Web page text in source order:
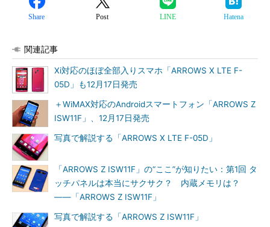
Share Post LINE Hatena
関連記事
Xi対応のほぼ全部入りスマホ「ARROWS X LTE F-
05D」も12月17日発売
＋WiMAX対応のAndroidスマートフォン「ARROWS Z
ISW11F」、12月17日発売
写真で解説する「ARROWS X LTE F-05D」
「ARROWS Z ISW11F」の“ここ”が知りたい：第1回 タ
ッチパネルは本当にサクサク？ 内蔵メモリは？
――「ARROWS Z ISW11F」
写真で解説する「ARROWS Z ISW11F」